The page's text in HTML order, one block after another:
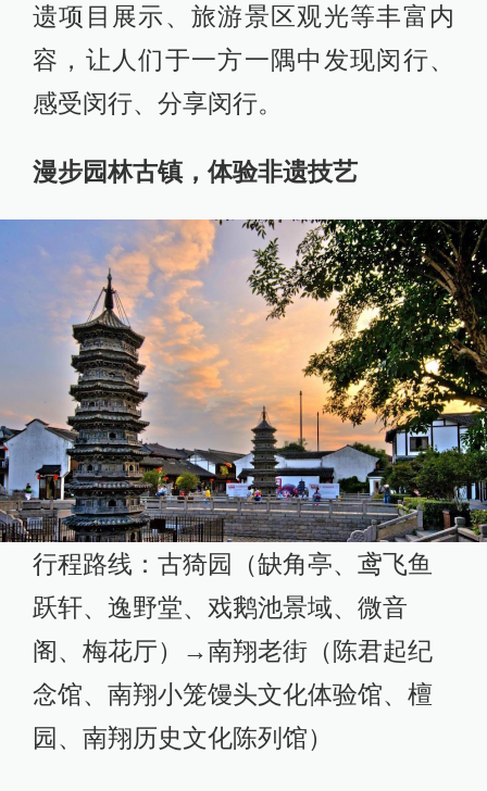
遗项目展示、旅游景区观光等丰富内
容，让人们于一方一隅中发现闵行、
感受闵行、分享闵行。
漫步园林古镇，体验非遗技艺
行程路线：古猗园（缺角亭、鸢飞鱼
跃轩、逸野堂、戏鹅池景域、微音
阁、梅花厅）→南翔老街（陈君起纪
念馆、南翔小笼馒头文化体验馆、檀
园、南翔历史文化陈列馆）